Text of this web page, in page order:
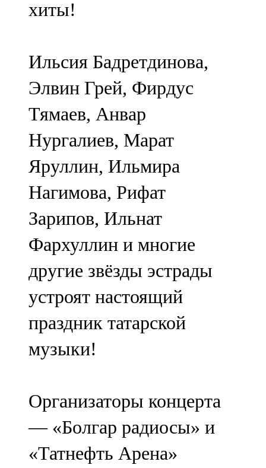
хиты!
Ильсия Бадретдинова,
Элвин Грей, Фирдус
Тямаев, Анвар
Нургалиев, Марат
Яруллин, Ильмира
Нагимова, Рифат
Зарипов, Ильнат
Фархуллин и многие
другие звёзды эстрады
устроят настоящий
праздник татарской
музыки!
Организаторы концерта
— «Болгар радиосы» и
«Татнефть Арена»